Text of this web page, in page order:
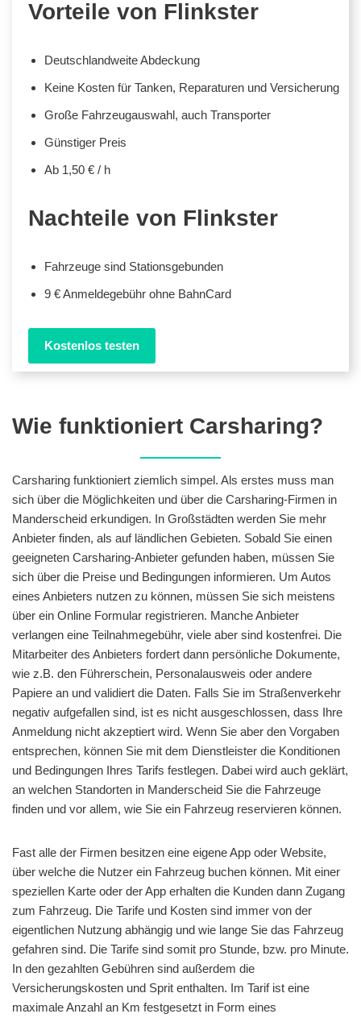
Vorteile von Flinkster
Deutschlandweite Abdeckung
Keine Kosten für Tanken, Reparaturen und Versicherung
Große Fahrzeugauswahl, auch Transporter
Günstiger Preis
Ab 1,50 € / h
Nachteile von Flinkster
Fahrzeuge sind Stationsgebunden
9 € Anmeldegebühr ohne BahnCard
Kostenlos testen
Wie funktioniert Carsharing?
Carsharing funktioniert ziemlich simpel. Als erstes muss man
sich über die Möglichkeiten und über die Carsharing-Firmen in
Manderscheid erkundigen. In Großstädten werden Sie mehr
Anbieter finden, als auf ländlichen Gebieten. Sobald Sie einen
geeigneten Carsharing-Anbieter gefunden haben, müssen Sie
sich über die Preise und Bedingungen informieren. Um Autos
eines Anbieters nutzen zu können, müssen Sie sich meistens
über ein Online Formular registrieren. Manche Anbieter
verlangen eine Teilnahmegebühr, viele aber sind kostenfrei. Die
Mitarbeiter des Anbieters fordert dann persönliche Dokumente,
wie z.B. den Führerschein, Personalausweis oder andere
Papiere an und validiert die Daten. Falls Sie im Straßenverkehr
negativ aufgefallen sind, ist es nicht ausgeschlossen, dass Ihre
Anmeldung nicht akzeptiert wird. Wenn Sie aber den Vorgaben
entsprechen, können Sie mit dem Dienstleister die Konditionen
und Bedingungen Ihres Tarifs festlegen. Dabei wird auch geklärt,
an welchen Standorten in Manderscheid Sie die Fahrzeuge
finden und vor allem, wie Sie ein Fahrzeug reservieren können.
Fast alle der Firmen besitzen eine eigene App oder Website,
über welche die Nutzer ein Fahrzeug buchen können. Mit einer
speziellen Karte oder der App erhalten die Kunden dann Zugang
zum Fahrzeug. Die Tarife und Kosten sind immer von der
eigentlichen Nutzung abhängig und wie lange Sie das Fahrzeug
gefahren sind. Die Tarife sind somit pro Stunde, bzw. pro Minute.
In den gezahlten Gebühren sind außerdem die
Versicherungskosten und Sprit enthalten. Im Tarif ist eine
maximale Anzahl an Km festgesetzt in Form eines